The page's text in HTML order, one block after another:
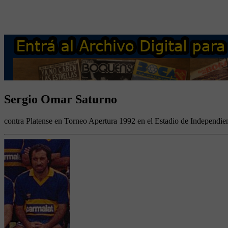
Sergio Omar Saturno
contra Platense en Torneo Apertura 1992 en el Estadio de